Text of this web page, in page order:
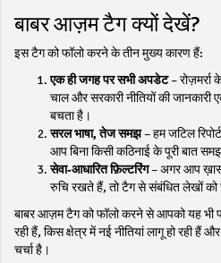
बाबर आज़म टैग क्यों देखें?
इस टैग को फॉलो करने के तीन मुख्य कारण हैं:
एक ही जगह पर सभी अपडेट– रोज़मर्रा
चाल और सरकारी नीतियों की
बचता है।
सरल भाषा, तेज समझ– हम जटिल
आप बिना किसी कठिनाई के पूरी बात
सेवा‑आधारित फ़िल्टरिंग– अगर आप
रुचि रखते हैं, तो टैग से संबंधित लेखों
बाबर आज़म टैग को फॉलो करने से आपको यह भी
रही हैं, किस क्षेत्र में नई नीतियां लागू हो रही हैं
चर्चा है।